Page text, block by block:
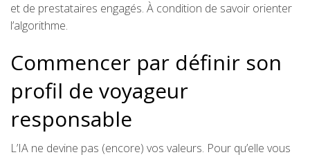
et de prestataires engagés. À condition de savoir orienter
l’algorithme.
Commencer par définir son
profil de voyageur
responsable
L’IA ne devine pas (encore) vos valeurs. Pour qu’elle vous